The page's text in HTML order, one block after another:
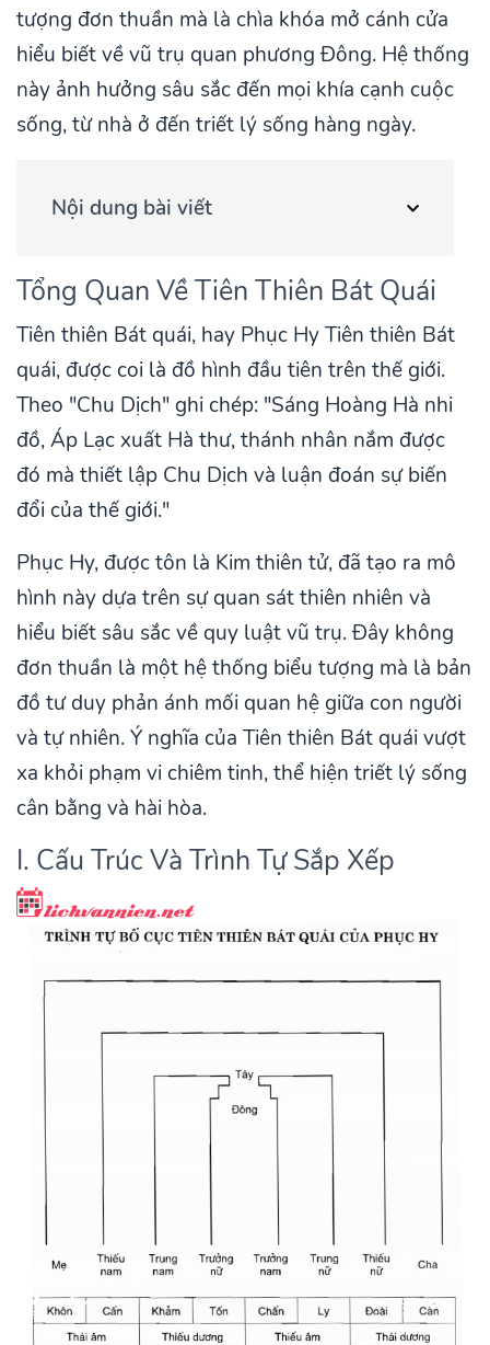
tượng đơn thuần mà là chìa khóa mở cánh cửa
hiểu biết về vũ trụ quan phương Đông. Hệ thống
này ảnh hưởng sâu sắc đến mọi khía cạnh cuộc
sống, từ nhà ở đến triết lý sống hàng ngày.
Nội dung bài viết
Tổng Quan Về Tiên Thiên Bát Quái
Tiên thiên Bát quái, hay Phục Hy Tiên thiên Bát
quái, được coi là đồ hình đầu tiên trên thế giới.
Theo "Chu Dịch" ghi chép: "Sáng Hoàng Hà nhi
đồ, Áp Lạc xuất Hà thư, thánh nhân nắm được
đó mà thiết lập Chu Dịch và luận đoán sự biến
đổi của thế giới."
Phục Hy, được tôn là Kim thiên tử, đã tạo ra mô
hình này dựa trên sự quan sát thiên nhiên và
hiểu biết sâu sắc về quy luật vũ trụ. Đây không
đơn thuần là một hệ thống biểu tượng mà là bản
đồ tư duy phản ánh mối quan hệ giữa con người
và tự nhiên. Ý nghĩa của Tiên thiên Bát quái vượt
xa khỏi phạm vi chiêm tinh, thể hiện triết lý sống
cân bằng và hài hòa.
I. Cấu Trúc Và Trình Tự Sắp Xếp